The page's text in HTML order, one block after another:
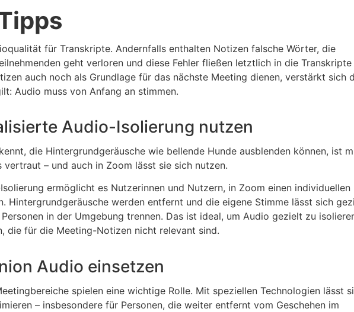
für Transkripte. Andernfalls enthalten Notizen falsche Wörter, die
geht verloren und diese Fehler fließen letztlich in die Transkripte
auch noch als Grundlage für das nächste Meeting dienen, verstärkt sich
Audio muss von Anfang an stimmen.
Audio-Isolierung nutzen
die Hintergrundgeräusche wie bellende Hunde ausblenden können, ist
– und auch in Zoom lässt sie sich nutzen.
ermöglicht es Nutzerinnen und Nutzern, in Zoom einen individuellen
Hintergrundgeräusche werden entfernt und die eigene Stimme lässt sich
in der Umgebung trennen. Das ist ideal, um Audio gezielt zu
die für die Meeting-Notizen nicht relevant sind.
Audio einsetzen
spielen eine wichtige Rolle. Mit speziellen Technologien lässt
– insbesondere für Personen, die weiter entfernt vom Geschehen im